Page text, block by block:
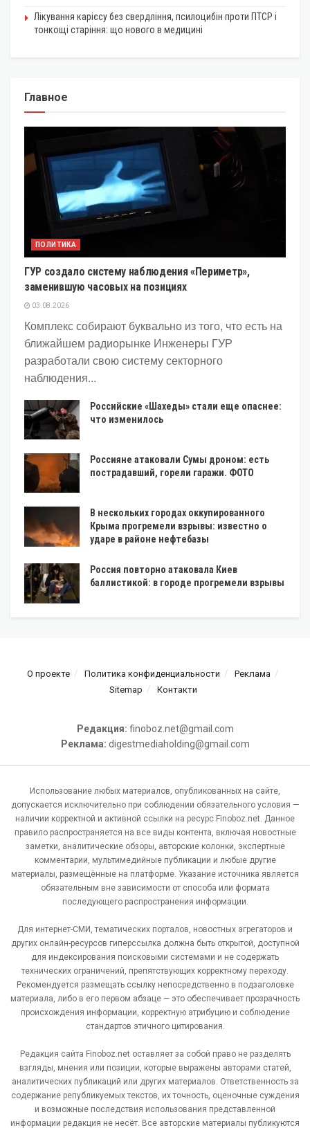
Лікування карієсу без свердління, псилоцибін проти ПТСР і
тонкощі старіння: що нового в медицині
Главное
ПОЛИТИКА
ГУР создало систему наблюдения «Периметр»,
заменившую часовых на позициях
03.08.2026
Комплекс собирают буквально из того, что есть на
ближайшем радиорынке Инженеры ГУР
разработали свою систему секторного
наблюдения...
Российские «Шахеды» стали еще опаснее:
что изменилось
Россияне атаковали Сумы дроном: есть
пострадавший, горели гаражи. ФОТО
В нескольких городах оккупированного
Крыма прогремели взрывы: известно о
ударе в районе нефтебазы
Россия повторно атаковала Киев
баллистикой: в городе прогремели взрывы
О проекте Политика конфиденциальности
Реклама
Sitemap
Контакти
Редакция: finoboz.net@gmail.com
Реклама: digestmediaholding@gmail.com
Использование любых материалов, опубликованных на сайте,
допускается исключительно при соблюдении обязательного условия —
наличии корректной и активной ссылки на ресурс Finoboz.net. Данное
правило распространяется на все виды контента, включая новостные
заметки, аналитические обзоры, авторские колонки, экспертные
комментарии, мультимедийные публикации и любые другие
материалы, размещённые на платформе. Указание источника является
обязательным вне зависимости от способа или формата
последующего распространения информации.
Для интернет-СМИ, тематических порталов, новостных агрегаторов и
других онлайн-ресурсов гиперссылка должна быть открытой, доступной
для индексирования поисковыми системами и не содержать
технических ограничений, препятствующих корректному переходу.
Рекомендуется размещать ссылку непосредственно в подзаголовке
материала, либо в его первом абзаце — это обеспечивает прозрачность
происхождения информации, корректную атрибуцию и соблюдение
стандартов этичного цитирования.
Редакция сайта Finoboz.net оставляет за собой право не разделять
взгляды, мнения или позиции, которые выражены авторами статей,
аналитических публикаций или других материалов. Ответственность за
содержание републикуемых текстов, их точность, оценочные суждения
и возможные последствия использования представленной
информации редакция не несёт. Все авторские материалы публикуются